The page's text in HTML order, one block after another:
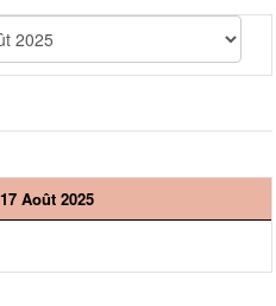
Août 2025